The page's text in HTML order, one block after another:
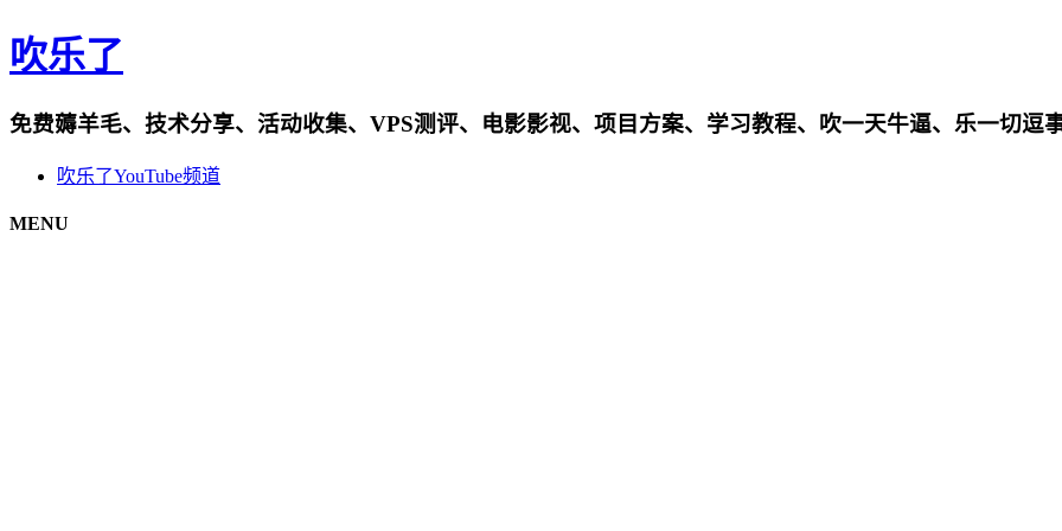
吹乐了
免费薅羊毛、技术分享、活动收集、VPS测评、电影影视、项目方案、学习教程、吹一天牛逼、乐一切逗
吹乐了YouTube频道
MENU